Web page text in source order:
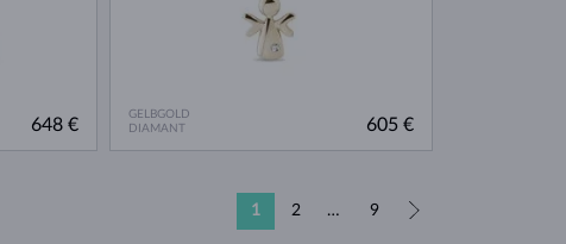
648 €
GELBGOLD
DIAMANT
605 €
1 2 … 9